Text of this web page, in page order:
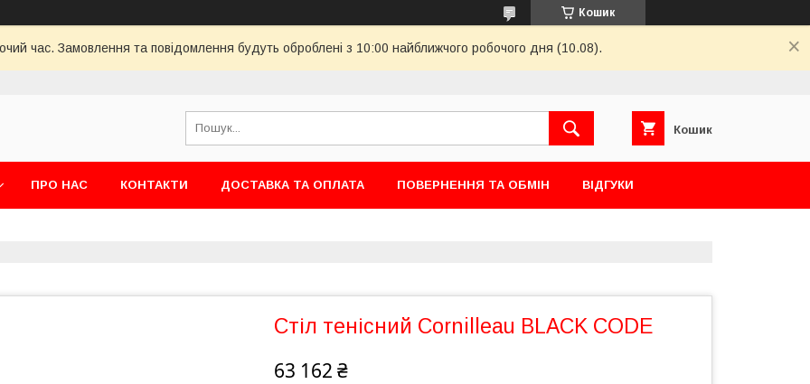
Кошик
час. Замовлення та повідомлення будуть оброблені з 10:00 найближчого робочого дня (10.08).
Кошик
ПРО НАС КОНТАКТИ ДОСТАВКА ТА ОПЛАТА ПОВЕРНЕННЯ ТА ОБМІН ВІДГУКИ
Стіл тенісний Cornilleau BLACK CODE
63 162 ₴